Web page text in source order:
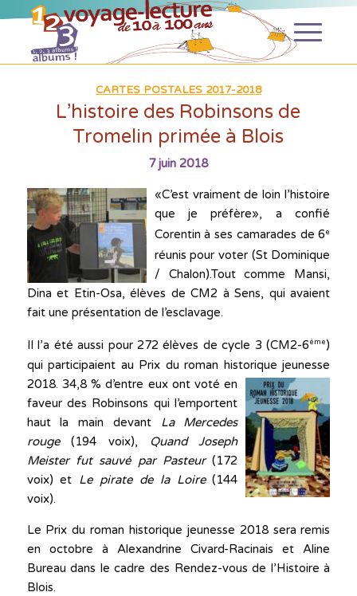
CARTES POSTALES 2017-2018
L’histoire des Robinsons de
Tromelin primée à Blois
7 juin 2018
«C’est vraiment de loin l’histoire
que je préfère», a confié
Corentin à ses camarades de 6e
réunis pour voter (St Dominique
/ Chalon).Tout comme Mansi,
Dina et Etin-Osa, élèves de CM2 à Sens, qui avaient
fait une présentation de l’esclavage.
Il l’a été aussi pour 272 élèves de cycle 3 (CM2-6ème)
qui participaient au Prix du roman historique jeunesse
2018. 34,8 % d’entre eux ont voté en
faveur des Robinsons qui l’emportent
haut la main devant La Mercedes
rouge(194 voix),
Quand Joseph
Meister fut sauvé par Pasteur(172
voix) et Le pirate de la Loire(144
voix).
Le Prix du roman historique jeunesse 2018 sera remis
en octobre à Alexandrine Civard-Racinais et Aline
Bureau dans le cadre des Rendez-vous de l’Histoire à
Blois.